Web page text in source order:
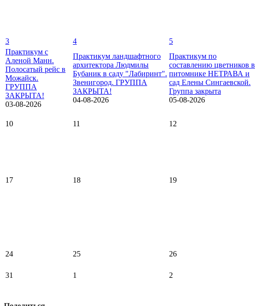
3 4 5
Практикум с
Аленой Манн.
Полосатый рейс в
Можайск.
ГРУППА
ЗАКРЫТА!
03-08-2026
Практикум ландшафтного
архитектора Людмилы
Бубаник в саду "Лабиринт".
Звенигород. ГРУППА
ЗАКРЫТА!
04-08-2026
Практикум по
составлению цветников в
питомнике НЕТРАВА и
сад Елены Сингаевской.
Группа закрыта
05-08-2026
10 11 12
17 18 19
24 25 26
31 1 2